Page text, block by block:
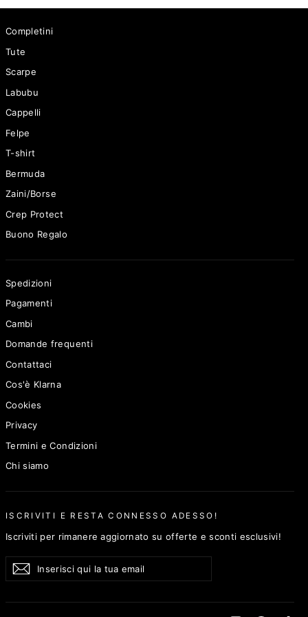
Completini
Tute
Scarpe
Labubu
Cappelli
Felpe
T-shirt
Bermuda
Zaini/Borse
Crep Protect
Buono Regalo
Spedizioni
Pagamenti
Cambi
Domande frequenti
Contattaci
Cos'è Klarna
Cookies
Privacy
Termini e Condizioni
Chi siamo
ISCRIVITI E RESTA CONNESSO ADESSO!
Iscriviti per rimanere aggiornato su offerte e sconti esclusivi!
Inserisci
qui
la
email
Invia